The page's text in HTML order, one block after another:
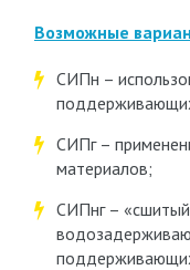
Возможные
СИПн –
СИПг –
материалов;
СИПнг –